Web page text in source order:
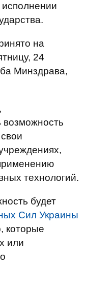
на
24
Минздрава,
технологий.
будет
Сил Украины
которые
или